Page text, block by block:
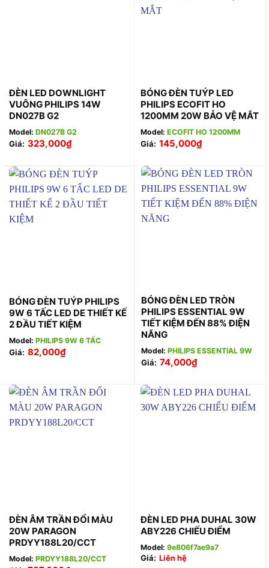
ĐÈN LED DOWNLIGHT
VUÔNG PHILIPS 14W
DN027B G2
Model: DN027B G2
Giá: 323,000₫
BÓNG ĐÈN TUÝP LED
PHILIPS ECOFIT HO
1200MM 20W BẢO VỆ MẮT
Model: ECOFIT HO 1200MM
Giá: 145,000₫
BÓNG ĐÈN TUÝP PHILIPS
9W 6 TẤC LED DE THIẾT KẾ
2 ĐẦU TIẾT KIỆM
Model: PHILIPS 9W 6 TẤC
Giá: 82,000₫
BÓNG ĐÈN LED TRÒN
PHILIPS ESSENTIAL 9W
TIẾT KIỆM ĐẾN 88% ĐIỆN
NĂNG
Model: PHILIPS ESSENTIAL 9W
Giá: 74,000₫
ĐÈN ÂM TRẦN ĐỔI MÀU
20W PARAGON
PRDYY188L20/CCT
Model: PRDYY188L20/CCT
ĐÈN LED PHA DUHAL 30W
ABY226 CHIẾU ĐIỂM
Model: 9e806f7ae9a7
Giá: Liên hệ